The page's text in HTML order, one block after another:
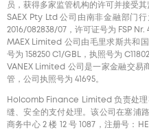
员，获得多家监管机构的许可并接受其
SAEX Pty Ltd 公司由南非金融部门
2016/082838/07，许可证号为 FSP Nr.
MAEX Limited 公司由毛里求斯共和
号为 158250 C1/GBL，执照号为
VANEX Limited 公司是一家金融交易
管，公司执照号为 41695。
Holcomb Finance Limited 负责处理
缝、安全的支付处理。该公司在塞浦
商务中心 2 楼 12 号 1087，注册号：